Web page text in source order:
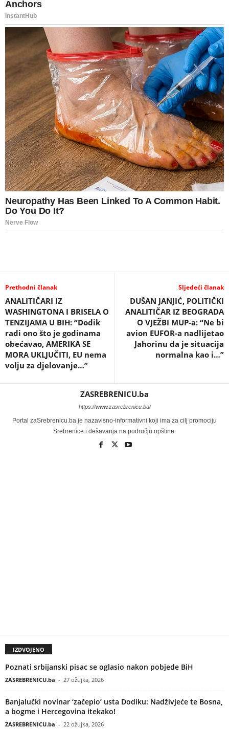
Prethodni članak
ANALITIČARI IZ
WASHINGTONA I BRISELA O
TENZIJAMA U BIH: “Dodik
radi ono što je godinama
obećavao, AMERIKA SE
MORA UKLJUČITI, EU nema
volju za djelovanje…”
Sljedeći članak
DUŠAN JANJIĆ, POLITIČKI
ANALITIČAR IZ BEOGRADA
O VJEŽBI MUP-a: “Ne bi
avion EUFOR-a nadlijetao
Jahorinu da je situacija
normalna kao i…”
ZASREBRENICU.ba
https://www.zasrebrenicu.ba/
Portal zaSrebrenicu.ba je nazavisno-informativni koji ima za cilj promociju
Srebrenice i dešavanja na području opštine.
IZDVOJENO
Poznati srbijanski pisac se oglasio nakon pobjede BiH
ZASREBRENICU.ba - 27 ožujka, 2026
Banjalučki novinar ‘začepio’ usta Dodiku: Nadživjeće te Bosna,
a bogme i Hercegovina itekako!
ZASREBRENICU.ba - 22 ožujka, 2026